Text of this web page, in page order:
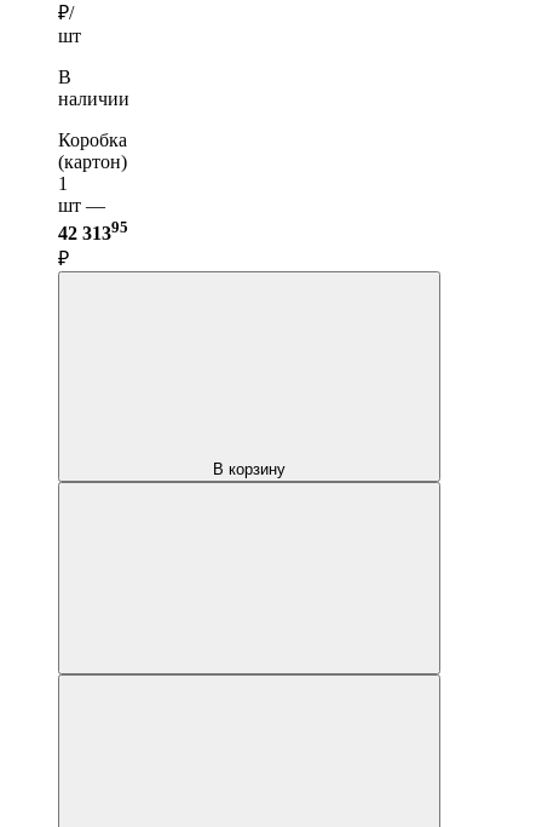
₽/
шт
В
наличии
Коробка
(картон)
1
шт —
42 31395
₽
В корзину